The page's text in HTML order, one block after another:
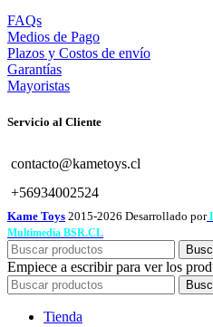
FAQs
Medios de Pago
Plazos y Costos de envío
Garantías
Mayoristas
Servicio al Cliente
contacto@kametoys.cl
+56934002524
Kame Toys 2015-2026 Desarrollado por
Multimedia BSR.CL
Empiece a escribir para ver los
Tienda